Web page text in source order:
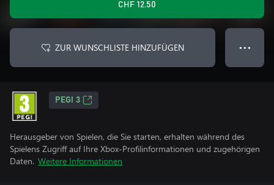
CHF 12.50
ZUR WUNSCHLISTE HINZUFÜGEN ● ● ●
PEGI 3
Herausgeber von Spielen, die Sie starten, erhalten während des
Spielens Zugriff auf Ihre Xbox-Profilinformationen und zugehörigen
Daten. Weitere Informationen